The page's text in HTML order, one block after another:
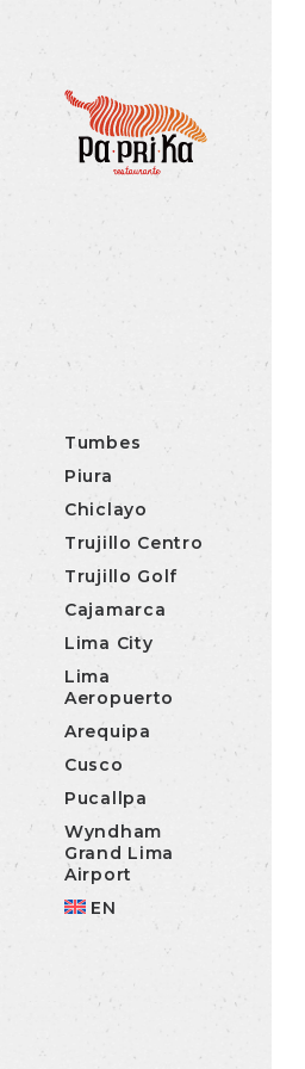
Tumbes
Piura
Chiclayo
Trujillo Centro
Trujillo Golf
Cajamarca
Lima City
Lima
Aeropuerto
Arequipa
Cusco
Pucallpa
Wyndham
Grand Lima
Airport
EN